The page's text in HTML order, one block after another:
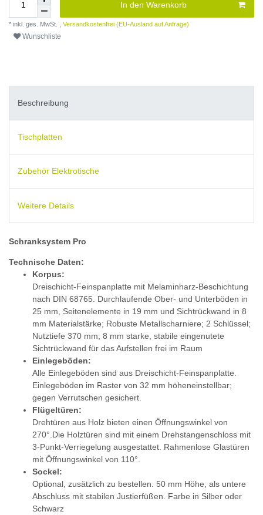
In den Warenkorb
* inkl. ges. MwSt. , Versandkostenfrei (EU-Ausland auf Anfrage)
Wunschliste
Beschreibung
Tischplatten
Zubehör Elektrotische
Weitere Details
Schranksystem Pro
Technische Daten:
Korpus:
Dreischicht-Feinspanplatte mit Melaminharz-Beschichtung
nach DIN 68765. Durchlaufende Ober- und Unterböden in
25 mm, Seitenelemente in 19 mm und Sichtrückwand in 8
mm Materialstärke; Robuste Metallscharniere; 2 Schlüssel;
Nutztiefe 370 mm; 8 mm starke, stabile eingenutete
Sichtrückwand für das Aufstellen frei im Raum
Einlegeböden:
Alle Einlegeböden sind aus Dreischicht-Feinspanplatte.
Einlegeböden im Raster von 32 mm höheneinstellbar;
gegen Verrutschen gesichert.
Flügeltüren:
Drehtüren aus Holz bieten einen Öffnungswinkel von
270°.Die Holztüren sind mit einem Drehstangenschloss mit
3-Punkt-Verriegelung ausgestattet. Rahmenlose Glastüren
mit Öffnungswinkel von 110°.
Sockel:
Optional, zusätzlich zu bestellen. 50 mm Höhe, als untere
Abschluss mit stabilen Justierfüßen. Farbe in Silber oder
Schwarz